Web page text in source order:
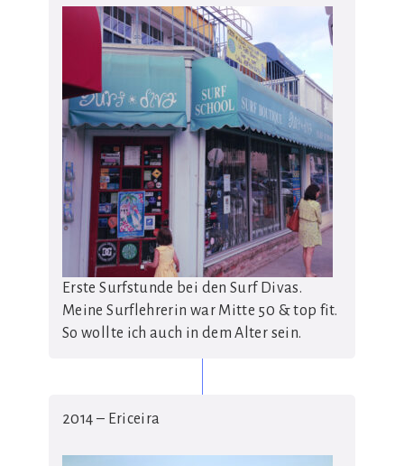
Erste Surfstunde bei den Surf Divas.
Meine Surflehrerin war Mitte 50 & top fit.
So wollte ich auch in dem Alter sein.
2014 – Ericeira